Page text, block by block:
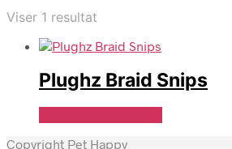
Viser 1 resultat
Plughz Braid Snips
Copyright Pet Happy